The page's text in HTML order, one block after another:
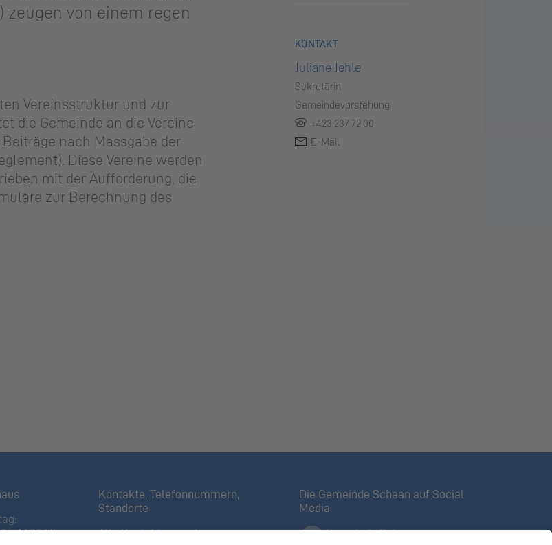
von einem regen
Vereinsstruktur und zur
die Gemeinde an die Vereine
nach Massgabe der
Diese Vereine werden
mit der Aufforderung, die
zur Berechnung des
KONTAKT
Juliane Jehle
Sekretärin
Gemeindevorstehung
+423 237 72 00
E-Mail
– 17:00 Uhr
Kontakte, Telefonnummern,
Standorte
Alle Kontakte anzeigen
Die Gemeinde Schaan auf Social
Media
Gemeinde Schaan